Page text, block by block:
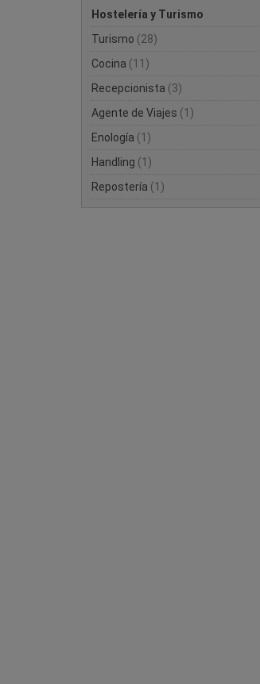
Hostelería y Turismo
Turismo (28)
Cocina (11)
Recepcionista (3)
Agente de Viajes (1)
Enología (1)
Handling (1)
Repostería (1)